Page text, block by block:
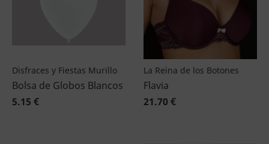
Disfraces y Fiestas Murillo
Bolsa de Globos Blancos
5.15 €
La Reina de los Botones
Flavia
21.70 €